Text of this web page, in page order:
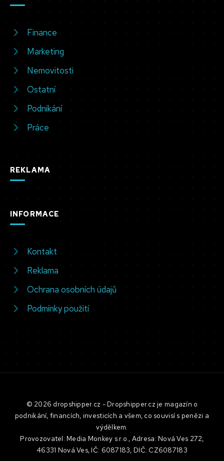
Finance
Marketing
Nemovitosti
Ostatní
Podnikání
Práce
REKLAMA
INFORMACE
Kontakt
Reklama
Ochrana osobních údajů
Podmínky použití
© 2026 dropshipper.cz - Dropshipper.cz je magazín o
podnikání, financích, investicích a všem, co souvisí s penězi a
výdělkem.
Provozovatel: Media Monkey s.r.o., Adresa: Nová Ves 272,
46331 Nová Ves, IČ: 6087183, DIČ: CZ6087183